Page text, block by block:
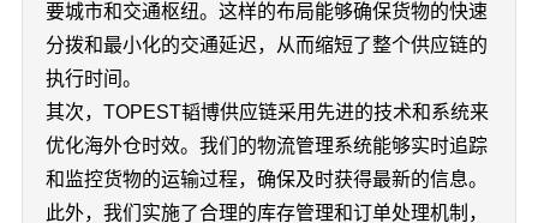
要城市和交通枢纽。这样的布局能够确保货物的快速
分拨和最小化的交通延迟，从而缩短了整个供应链的
执行时间。
其次，TOPEST韬博供应链采用先进的技术和系统来
优化海外仓时效。我们的物流管理系统能够实时追踪
和监控货物的运输过程，确保及时获得最新的信息。
此外，我们实施了合理的库存管理和订单处理机制，